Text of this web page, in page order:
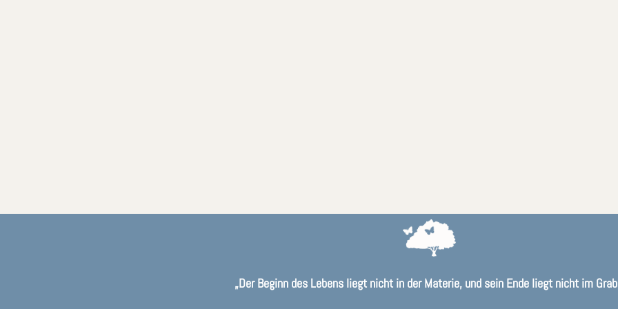
„Der Beginn des Lebens liegt nicht in der Materie, und sein Ende liegt nicht im